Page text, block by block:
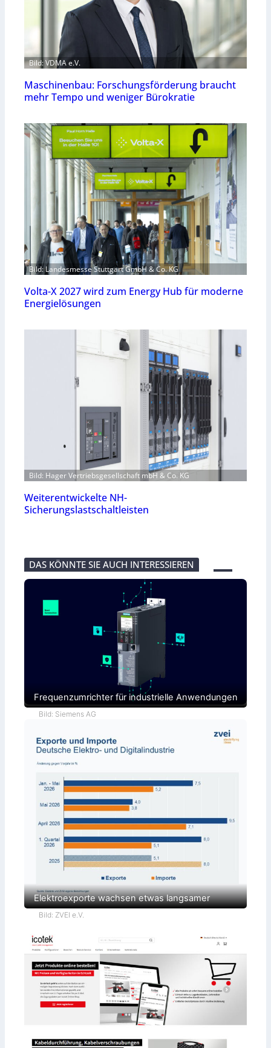
Bild: VDMA e.V.
Maschinenbau: Forschungsförderung braucht
mehr Tempo und weniger Bürokratie
Bild: Landesmesse Stuttgart GmbH & Co. KG
Volta-X 2027 wird zum Energy Hub für moderne
Energielösungen
Bild: Hager Vertriebsgesellschaft mbH & Co. KG
Weiterentwickelte NH-
Sicherungslastschaltleisten
DAS KÖNNTE SIE AUCH INTERESSIEREN
Frequenzumrichter für industrielle Anwendungen
Bild: Siemens AG
Elektroexporte wachsen etwas langsamer
Bild: ZVEI e.V.